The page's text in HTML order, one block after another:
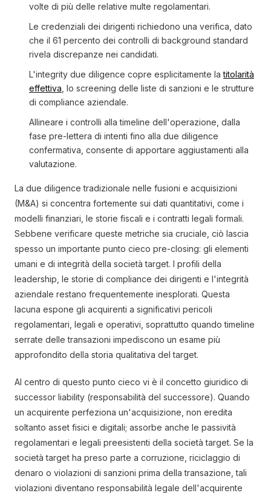
volte di più delle relative multe regolamentari.
Le credenziali dei dirigenti richiedono una verifica, dato
che il 61 percento dei controlli di background standard
rivela discrepanze nei candidati.
L'integrity due diligence copre esplicitamente latitolarità
effettiva , lo screening delle liste di sanzioni e le strutture
di compliance aziendale.
Allineare i controlli alla timeline dell'operazione, dalla
fase pre-lettera di intenti fino alla due diligence
confermativa, consente di apportare aggiustamenti alla
valutazione.
La due diligence tradizionale nelle fusioni e acquisizioni
(M&A) si concentra fortemente sui dati quantitativi, come i
modelli finanziari, le storie fiscali e i contratti legali formali.
Sebbene verificare queste metriche sia cruciale, ciò lascia
spesso un importante punto cieco pre-closing: gli elementi
umani e di integrità della società target. I profili della
leadership, le storie di compliance dei dirigenti e l'integrità
aziendale restano frequentemente inesplorati. Questa
lacuna espone gli acquirenti a significativi pericoli
regolamentari, legali e operativi, soprattutto quando timeline
serrate delle transazioni impediscono un esame più
approfondito della storia qualitativa del target.
Al centro di questo punto cieco vi è il concetto giuridico di
successor liability (responsabilità del successore). Quando
un acquirente perfeziona un'acquisizione, non eredita
soltanto asset fisici e digitali; assorbe anche le passività
regolamentari e legali preesistenti della società target. Se la
società target ha preso parte a corruzione, riciclaggio di
denaro o violazioni di sanzioni prima della transazione, tali
violazioni diventano responsabilità legale dell'acquirente